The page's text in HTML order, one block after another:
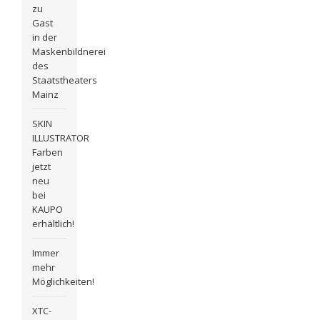
zu
Gast
in der
Maskenbildnerei
des
Staatstheaters
Mainz
SKIN
ILLUSTRATOR
Farben
jetzt
neu
bei
KAUPO
erhältlich!
Immer
mehr
Möglichkeiten!
XTC-